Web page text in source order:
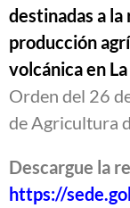
destinadas a
producción
volcánica en
Orden del 26
de Agricultura
Descargue la
https://